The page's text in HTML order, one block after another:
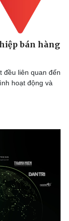
bán hàng
đều liên quan đến
hoạt động và